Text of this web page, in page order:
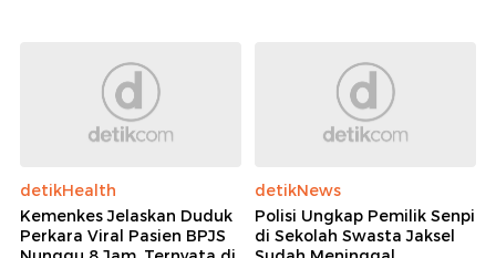
detikHealth
Kemenkes Jelaskan Duduk
Perkara Viral Pasien BPJS
detikNews
Polisi Ungkap Pemilik Senpi
di Sekolah Swasta Jaksel